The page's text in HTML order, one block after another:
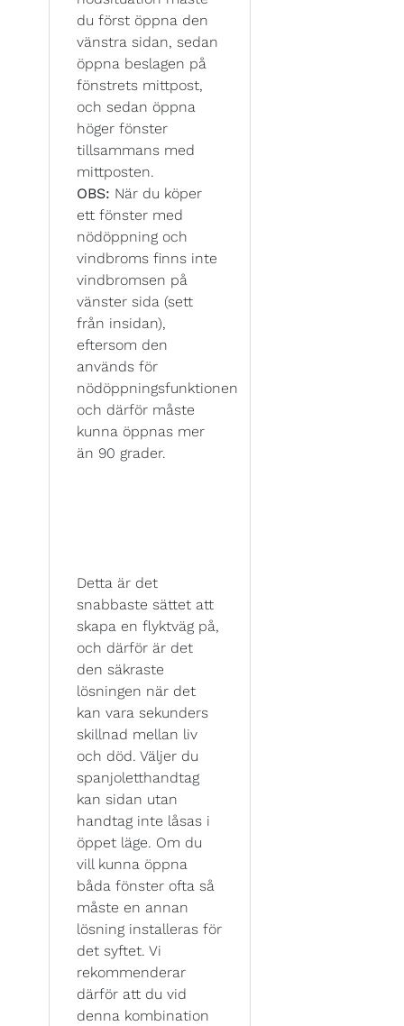
du först öppna den
vänstra sidan, sedan
öppna beslagen på
fönstrets mittpost,
och sedan öppna
höger fönster
tillsammans med
mittposten.
OBS: När du köper
ett fönster med
nödöppning och
vindbroms finns inte
vindbromsen på
vänster sida (sett
från insidan),
eftersom den
används för
nödöppningsfunktionen
och därför måste
kunna öppnas mer
än 90 grader.
Detta är det
snabbaste sättet att
skapa en flyktväg på,
och därför är det
den säkraste
lösningen när det
kan vara sekunders
skillnad mellan liv
och död. Väljer du
spanjoletthandtag
kan sidan utan
handtag inte låsas i
öppet läge. Om du
vill kunna öppna
båda fönster ofta så
måste en annan
lösning installeras för
det syftet. Vi
rekommenderar
därför att du vid
denna kombination